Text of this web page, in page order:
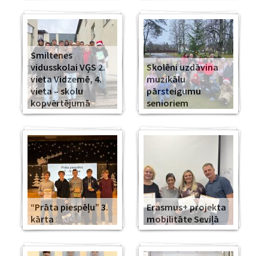
Smiltenes
vidusskolai VĢS 2.
vieta Vidzemē, 4.
vieta – skolu
kopvērtējumā
Skolēni uzdāvina
muzikālu
pārsteigumu
senioriem
“Prāta piespēļu” 3.
kārta
Erasmus+ projekta
mobilitāte Seviļā